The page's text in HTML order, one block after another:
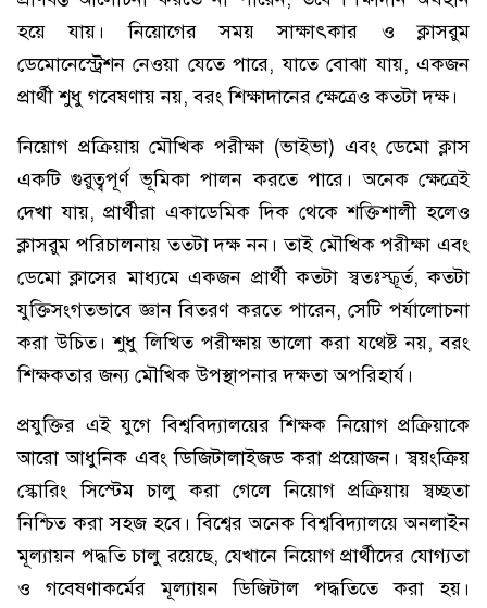
হয়ে যায়। নিয়োগের সময় সাক্ষাৎকার ও ক্লাসরুম
ডেমোনেস্ট্রেশন নেওয়া যেতে পারে, যাতে বোঝা যায়, একজন
প্রার্থী শুধু গবেষণায় নয়, বরং শিক্ষাদানের ক্ষেত্রেও কতটা দক্ষ।
নিয়োগ প্রক্রিয়ায় মৌখিক পরীক্ষা (ভাইভা) এবং ডেমো ক্লাস
একটি গুরুত্বপূর্ণ ভূমিকা পালন করতে পারে। অনেক ক্ষেত্রেই
দেখা যায়, প্রার্থীরা একাডেমিক দিক থেকে শক্তিশালী হলেও
ক্লাসরুম পরিচালনায় ততটা দক্ষ নন। তাই মৌখিক পরীক্ষা এবং
ডেমো ক্লাসের মাধ্যমে একজন প্রার্থী কতটা স্বতঃস্ফূর্ত, কতটা
যুক্তিসংগতভাবে জ্ঞান বিতরণ করতে পারেন, সেটি পর্যালোচনা
করা উচিত। শুধু লিখিত পরীক্ষায় ভালো করা যথেষ্ট নয়, বরং
শিক্ষকতার জন্য মৌখিক উপস্থাপনার দক্ষতা অপরিহার্য।
প্রযুক্তির এই যুগে বিশ্ববিদ্যালয়ের শিক্ষক নিয়োগ প্রক্রিয়াকে
আরো আধুনিক এবং ডিজিটালাইজড করা প্রয়োজন। স্বয়ংক্রিয়
স্কোরিং সিস্টেম চালু করা গেলে নিয়োগ প্রক্রিয়ায় স্বচ্ছতা
নিশ্চিত করা সহজ হবে। বিশ্বের অনেক বিশ্ববিদ্যালয়ে অনলাইন
মূল্যায়ন পদ্ধতি চালু রয়েছে, যেখানে নিয়োগ প্রার্থীদের যোগ্যতা
ও গবেষণাকর্মের মূল্যায়ন ডিজিটাল পদ্ধতিতে করা হয়।